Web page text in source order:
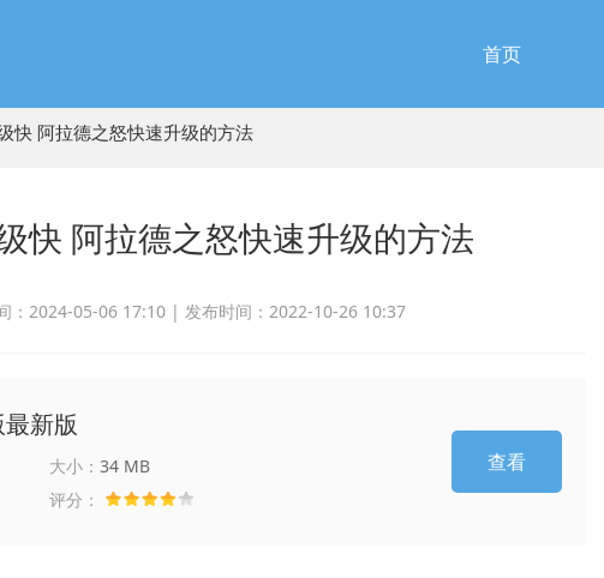
首页
快 阿拉德之怒快速升级的方法
快 阿拉德之怒快速升级的方法
：2024-05-06 17:10 | 发布时间：2022-10-26 10:37
新版
大小：34 MB
评分：
查看